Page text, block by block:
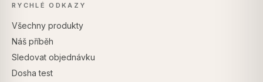
RYCHLÉ ODKAZY
Všechny produkty
Náš příběh
Sledovat objednávku
Dosha test